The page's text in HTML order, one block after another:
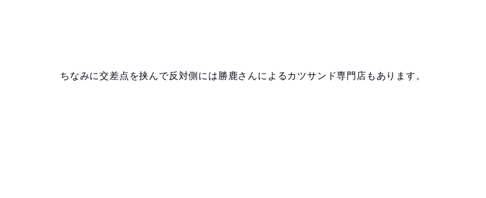
ちなみに交差点を挟んで反対側には勝鹿さんによるカツサンド専門店もあります。